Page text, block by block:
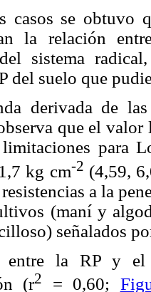
casos se obtuvo
la relación
del sistema
del suelo que
derivada de
que el
para
kg cm-2 (4,59,
a la
(maní y
señalados
entre la RP y el
(r2 = 0,60;